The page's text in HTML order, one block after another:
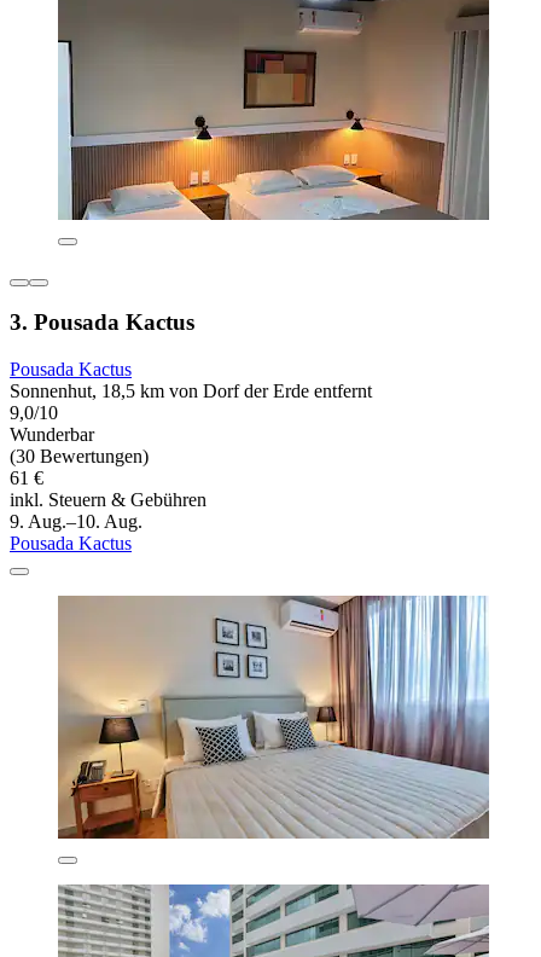
3. Pousada Kactus
Pousada Kactus
Sonnenhut, 18,5 km von Dorf der Erde entfernt
9,0/10
Wunderbar
(30 Bewertungen)
61 €
inkl. Steuern & Gebühren
9. Aug.–10. Aug.
Pousada Kactus